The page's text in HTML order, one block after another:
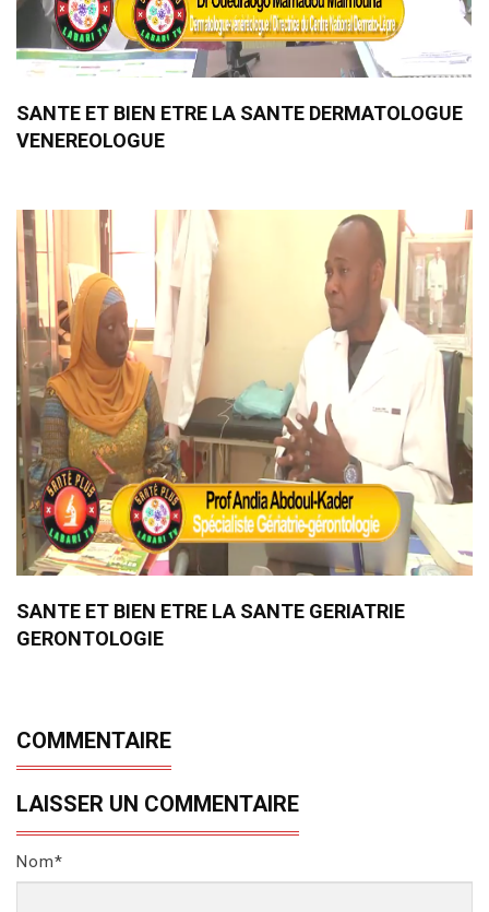
SANTE ET BIEN ETRE LA SANTE DERMATOLOGUE
VENEREOLOGUE
SANTE ET BIEN ETRE LA SANTE GERIATRIE
GERONTOLOGIE
COMMENTAIRE
LAISSER UN COMMENTAIRE
Nom*